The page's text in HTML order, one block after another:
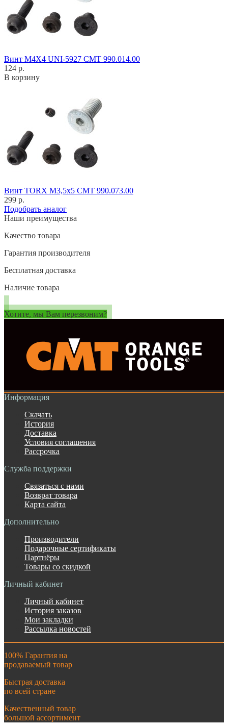
Винт M4X4 UNI-5927 CMT 990.014.00
124 р.
В корзину
Винт TORX M3,5x5 CMT 990.073.00
299 р.
Подобрать аналог
Наши преимущества
Качество товара
Гарантия производителя
Бесплатная доставка
Наличие товара
Хотите, мы Вам перезвоним?
Информация
Скачать
История
Доставка
Условия соглашения
Рассрочка
Служба поддержки
Связаться с нами
Возврат товара
Карта сайта
Дополнительно
Производители
Подарочные сертификаты
Партнёры
Товары со скидкой
Личный кабинет
Личный кабинет
История заказов
Мои закладки
Рассылка новостей
100% Гарантия на
продаваемый товар
Быстрая доставка
по всей стране
Качественный товар
большой ассортимент